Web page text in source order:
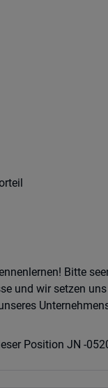
Bitte
und wir setzen
Position JN -